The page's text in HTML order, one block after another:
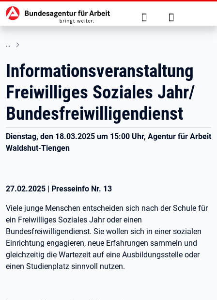
zu den Hauptinhalten springen
Hauptnavigation Suche Anmelden
Informationsveranstaltung
Freiwilliges Soziales Jahr/
Bundesfreiwilligendienst
Dienstag, den 18.03.2025 um 15:00 Uhr, Agentur für Arbeit
Waldshut-Tiengen
27.02.2025 | Presseinfo Nr. 13
Viele junge Menschen entscheiden sich nach der Schule für
ein Freiwilliges Soziales Jahr oder einen
Bundesfreiwilligendienst. Sie wollen sich in einer sozialen
Einrichtung engagieren, neue Erfahrungen sammeln und
gleichzeitig die Wartezeit auf eine Ausbildungsstelle oder
einen Studienplatz sinnvoll nutzen.